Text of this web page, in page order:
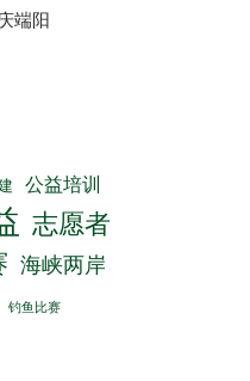
端阳
公益培训
志愿者
海峡两岸
钓鱼比赛